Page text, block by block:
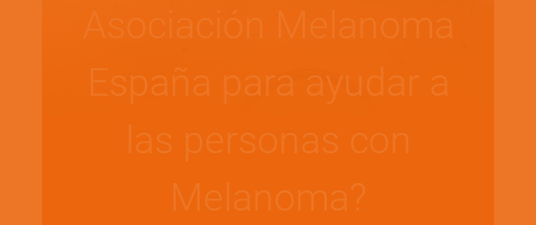
España para ayudar a
las personas con
Melanoma?